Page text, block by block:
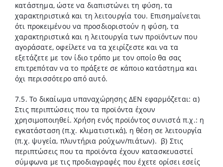
κατάστημα, ώστε να διαπιστώνει τη φύση, τα
χαρακτηριστικά και τη λειτουργία του. Επισημαίνεται
ότι προκειμένου να προσδιοριστούν η φύση, τα
χαρακτηριστικά και η λειτουργία των προϊόντων που
αγοράσατε, οφείλετε να τα χειρίζεστε και να τα
εξετάζετε με τον ίδιο τρόπο με τον οποίο θα σας
επιτρεπόταν να το πράξετε σε κάποιο κατάστημα και
όχι περισσότερο από αυτό.
7.5. Το δικαίωμα υπαναχώρησης ΔΕΝ εφαρμόζεται: α)
Στις περιπτώσεις που τα προϊόντα έχουν
χρησιμοποιηθεί. Χρήση ενός προϊόντος συνιστά π.χ.: η
εγκατάσταση (π.χ. κλιματιστικά), η θέση σε λειτουργία
(π.χ. ψυγεία, πλυντήρια ρούχων/πιάτων). ­ β) Στις
περιπτώσεις που τα προϊόντα έχουν κατασκευαστεί
σύμφωνα με τις προδιαγραφές που έχετε ορίσει εσείς